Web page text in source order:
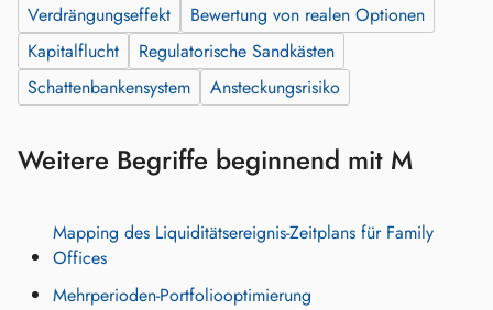
Verdrängungseffekt
Bewertung von realen Optionen
Kapitalflucht
Regulatorische Sandkästen
Schattenbankensystem
Ansteckungsrisiko
Weitere Begriffe beginnend mit M
Mapping des Liquiditätsereignis‑Zeitplans für Family
Offices
Mehrperioden-Portfoliooptimierung